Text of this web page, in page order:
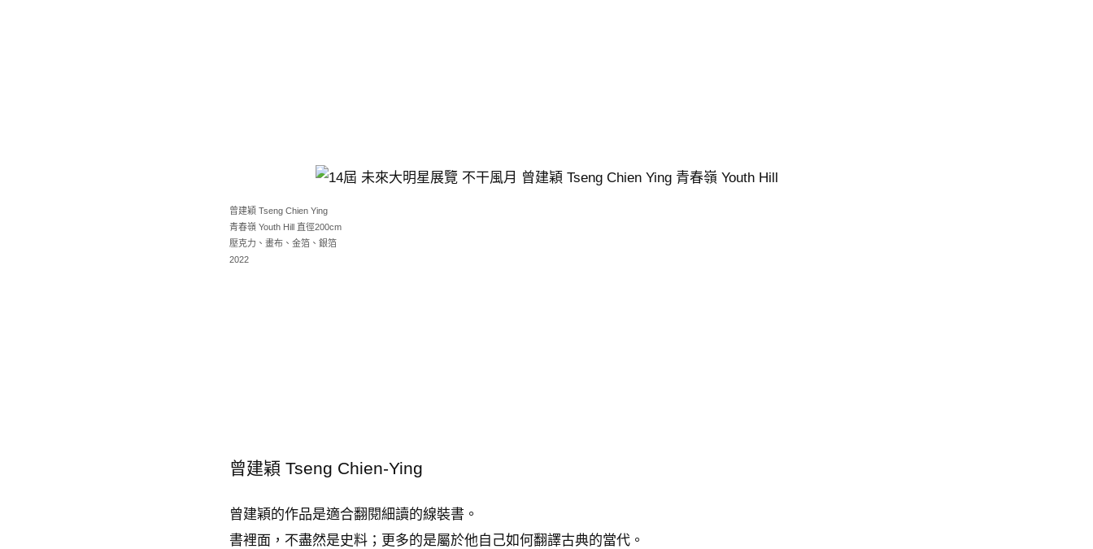
曾建穎 Tseng Chien Ying
青春嶺 Youth Hill 直徑200cm
壓克力、畫布、金箔、銀箔
2022
曾建穎 Tseng Chien-Ying
曾建穎的作品是適合翻閱細讀的線裝書。
書裡面，不盡然是史料；更多的是屬於他自己如何翻譯古典的當代。